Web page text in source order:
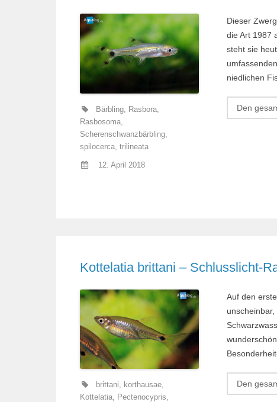
Bärbling Rasbora
Rasbosoma,
Scherenschwanzbärbling,
spilocerca, trilineata
12. April 2018
Dieser
die Art 1987
steht sie
niedlichen
Den
Kottelatia brittani – Schlusslicht-
brittani, korthausae,
Kottelatia, Pectenocypris,
Auf den
Den